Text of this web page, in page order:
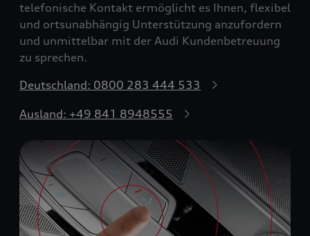
telefonische Kontakt ermöglicht es Ihnen, flexibel
und ortsunabhängig Unterstützung anzufordern
und unmittelbar mit der Audi Kundenbetreuung
zu sprechen.
Deutschland: 0800 283 444 533
Ausland: +49 841 8948555